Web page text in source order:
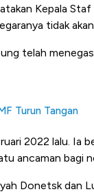
Kepala
tidak
telah
Turun Tangan
2022 lalu. Ia
ancaman bagi
Donetsk dan